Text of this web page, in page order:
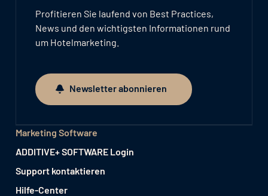
Profitieren Sie laufend von Best Practices,
News und den wichtigsten Informationen rund
um Hotelmarketing.
Newsletter abonnieren
Newsletter abonnieren
Marketing Software
ADDITIVE+ SOFTWARE Login
Support kontaktieren
Hilfe-Center